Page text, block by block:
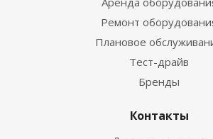
Ремонт
Плановое
Тест-драйв
Бренды
Контакты